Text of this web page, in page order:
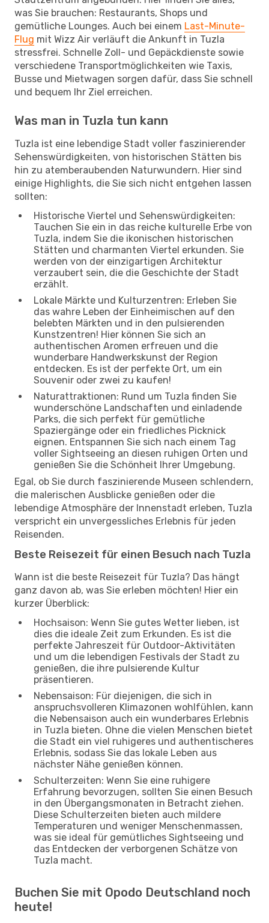
was Sie brauchen: Restaurants, Shops und
gemütliche Lounges. Auch bei einem Last-Minute-
Flug mit Wizz Air verläuft die Ankunft in Tuzla
stressfrei. Schnelle Zoll- und Gepäckdienste sowie
verschiedene Transportmöglichkeiten wie Taxis,
Busse und Mietwagen sorgen dafür, dass Sie schnell
und bequem Ihr Ziel erreichen.
Was man in Tuzla tun kann
Tuzla ist eine lebendige Stadt voller faszinierender
Sehenswürdigkeiten, von historischen Stätten bis
hin zu atemberaubenden Naturwundern. Hier sind
einige Highlights, die Sie sich nicht entgehen lassen
sollten:
Historische Viertel und Sehenswürdigkeiten:
Tauchen Sie ein in das reiche kulturelle Erbe von
Tuzla, indem Sie die ikonischen historischen
Stätten und charmanten Viertel erkunden. Sie
werden von der einzigartigen Architektur
verzaubert sein, die die Geschichte der Stadt
erzählt.
Lokale Märkte und Kulturzentren: Erleben Sie
das wahre Leben der Einheimischen auf den
belebten Märkten und in den pulsierenden
Kunstzentren! Hier können Sie sich an
authentischen Aromen erfreuen und die
wunderbare Handwerkskunst der Region
entdecken. Es ist der perfekte Ort, um ein
Souvenir oder zwei zu kaufen!
Naturattraktionen: Rund um Tuzla finden Sie
wunderschöne Landschaften und einladende
Parks, die sich perfekt für gemütliche
Spaziergänge oder ein friedliches Picknick
eignen. Entspannen Sie sich nach einem Tag
voller Sightseeing an diesen ruhigen Orten und
genießen Sie die Schönheit Ihrer Umgebung.
Egal, ob Sie durch faszinierende Museen schlendern,
die malerischen Ausblicke genießen oder die
lebendige Atmosphäre der Innenstadt erleben, Tuzla
verspricht ein unvergessliches Erlebnis für jeden
Reisenden.
Beste Reisezeit für einen Besuch nach Tuzla
Wann ist die beste Reisezeit für Tuzla? Das hängt
ganz davon ab, was Sie erleben möchten! Hier ein
kurzer Überblick:
Hochsaison: Wenn Sie gutes Wetter lieben, ist
dies die ideale Zeit zum Erkunden. Es ist die
perfekte Jahreszeit für Outdoor-Aktivitäten
und um die lebendigen Festivals der Stadt zu
genießen, die ihre pulsierende Kultur
präsentieren.
Nebensaison: Für diejenigen, die sich in
anspruchsvolleren Klimazonen wohlfühlen, kann
die Nebensaison auch ein wunderbares Erlebnis
in Tuzla bieten. Ohne die vielen Menschen bietet
die Stadt ein viel ruhigeres und authentischeres
Erlebnis, sodass Sie das lokale Leben aus
nächster Nähe genießen können.
Schulterzeiten: Wenn Sie eine ruhigere
Erfahrung bevorzugen, sollten Sie einen Besuch
in den Übergangsmonaten in Betracht ziehen.
Diese Schulterzeiten bieten auch mildere
Temperaturen und weniger Menschenmassen,
was sie ideal für gemütliches Sightseeing und
das Entdecken der verborgenen Schätze von
Tuzla macht.
Buchen Sie mit Opodo Deutschland noch
heute!